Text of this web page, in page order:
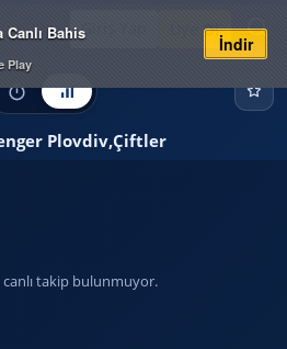
Bahis
Play
İndir
Giriş Yap Üye Ol
Plovdiv,Çiftler
canlı takip bulunmuyor.